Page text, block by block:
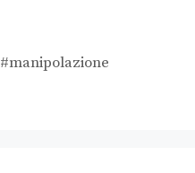
#manipolazione